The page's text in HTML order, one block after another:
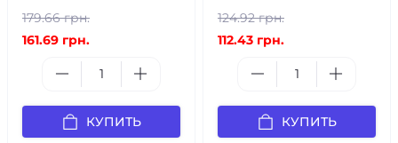
179.66 грн.
161.69 грн.
КУПИТЬ
124.92 грн.
112.43 грн.
КУПИТЬ